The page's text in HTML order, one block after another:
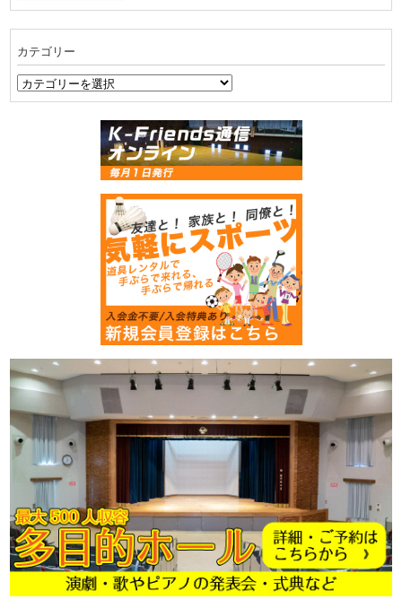
ー
ブ
カテゴリー
カ
テ